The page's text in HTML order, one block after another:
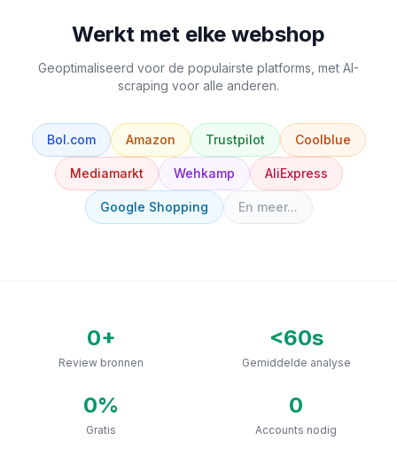
Werkt met elke webshop
Geoptimaliseerd voor de populairste platforms, met AI-
scraping voor alle anderen.
Bol.com Amazon Trustpilot Coolblue
Mediamarkt Wehkamp AliExpress
Google Shopping En meer...
0+
Review bronnen
<60s
Gemiddelde analyse
0%
Gratis
0
Accounts nodig